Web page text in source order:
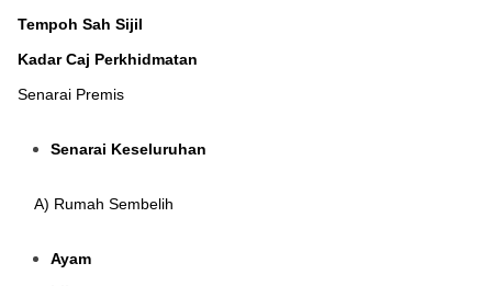
Tempoh Sah Sijil
Kadar Caj Perkhidmatan
Senarai Premis
Senarai Keseluruhan
A) Rumah Sembelih
Ayam